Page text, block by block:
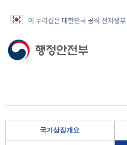
이 누리집은 대한민국 공식 전자정
국가상징개요